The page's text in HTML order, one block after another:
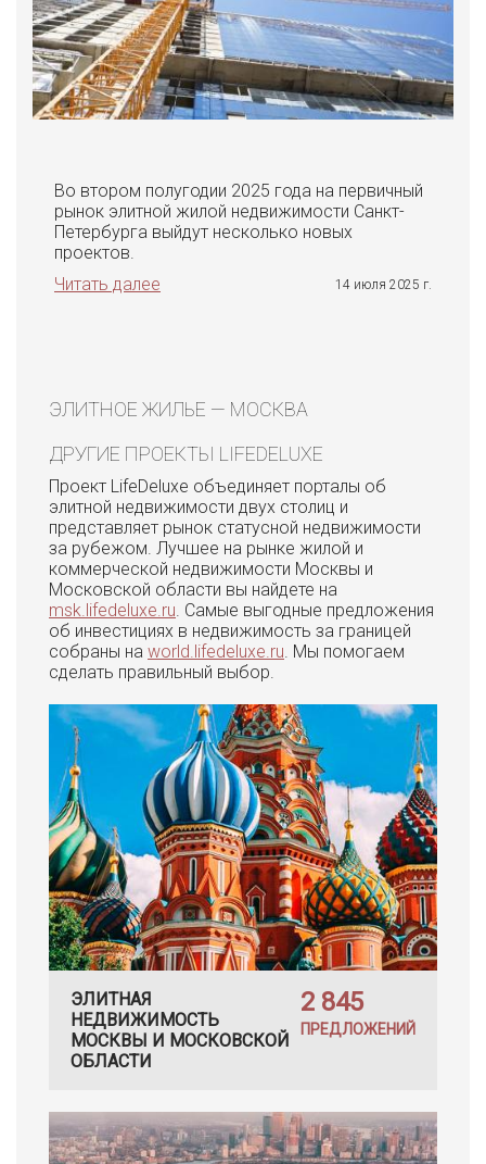
Во втором полугодии 2025 года на первичный
рынок элитной жилой недвижимости Санкт-
Петербурга выйдут несколько новых
проектов.
Читать далее
14 июля 2025 г.
ЭЛИТНОЕ ЖИЛЬЕ — МОСКВА
ДРУГИЕ ПРОЕКТЫ LIFEDELUXE
Проект LifeDeluxe объединяет порталы об
элитной недвижимости двух столиц и
представляет рынок статусной недвижимости
за рубежом. Лучшее на рынке жилой и
коммерческой недвижимости Москвы и
Московской области вы найдете на
msk.lifedeluxe.ru. Самые выгодные предложения
об инвестициях в недвижимость за границей
собраны на world.lifedeluxe.ru. Мы помогаем
сделать правильный выбор.
ЭЛИТНАЯ
НЕДВИЖИМОСТЬ
МОСКВЫ И МОСКОВСКОЙ
ОБЛАСТИ
2 845
ПРЕДЛОЖЕНИЙ